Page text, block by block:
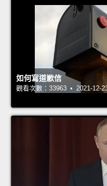
如何寫道歉信
觀看次數：33963 • 2021-12-